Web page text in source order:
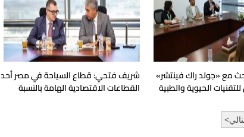
مع «جولد راك فينتشر»
الحيوية والطبية
شريف فتحي: قطاع السياحة في مصر أحد
القطاعات الاقتصادية الهامة بالنسبة